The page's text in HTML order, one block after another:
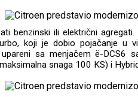
benzinski ili električni
koji je dobio pojačanje u
sa menjačem ë-DCS6
snaga 100 KS) i